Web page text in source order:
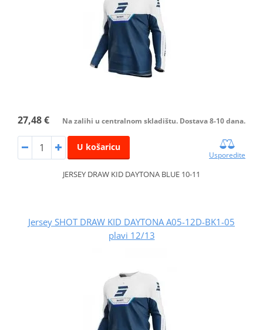
27,48 € Na zalihi u centralnom skladištu. Dostava 8-10 dana.
U košaricu
Usporedite
JERSEY DRAW KID DAYTONA BLUE 10-11
Jersey SHOT DRAW KID DAYTONA A05-12D-BK1-05
plavi 12/13